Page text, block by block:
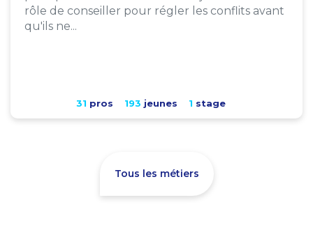
rôle de conseiller pour régler les conflits avant
qu'ils ne...
31 pros 193 jeunes 1 stage
Tous les métiers